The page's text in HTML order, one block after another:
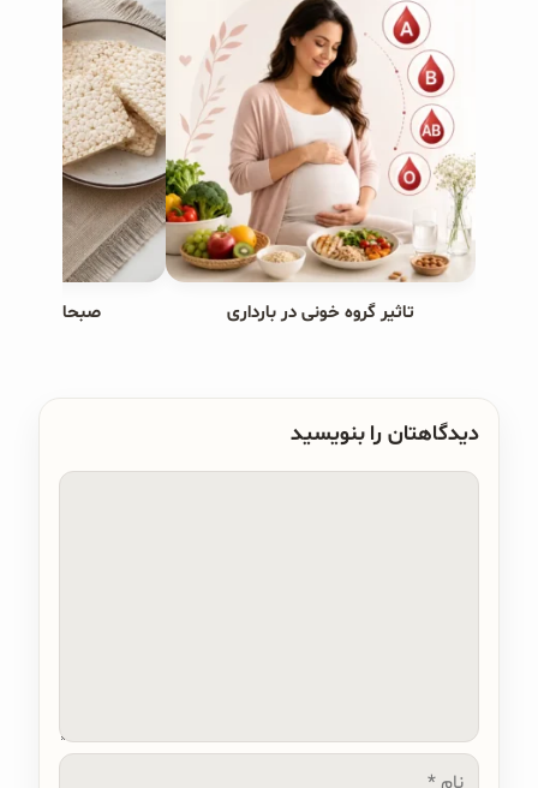
تاثیر گروه خونی در بارداری صبحانه های
دیدگاهتان را بنویسید
نام